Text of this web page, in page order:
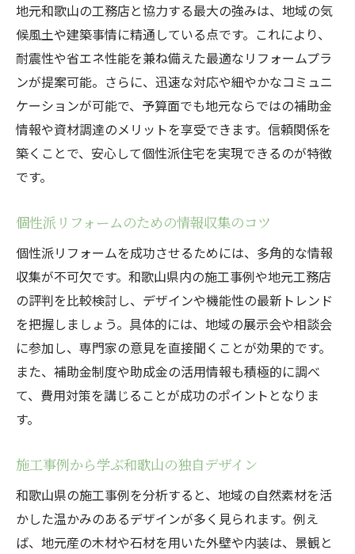
地元和歌山の工務店と協力する最大の強みは、地域の気
候風土や建築事情に精通している点です。これにより、
耐震性や省エネ性能を兼ね備えた最適なリフォームプラ
ンが提案可能。さらに、迅速な対応や細やかなコミュニ
ケーションが可能で、予算面でも地元ならではの補助金
情報や資材調達のメリットを享受できます。信頼関係を
築くことで、安心して個性派住宅を実現できるのが特徴
です。
個性派リフォームのための情報収集のコツ
個性派リフォームを成功させるためには、多角的な情報
収集が不可欠です。和歌山県内の施工事例や地元工務店
の評判を比較検討し、デザインや機能性の最新トレンド
を把握しましょう。具体的には、地域の展示会や相談会
に参加し、専門家の意見を直接聞くことが効果的です。
また、補助金制度や助成金の活用情報も積極的に調べ
て、費用対策を講じることが成功のポイントとなりま
す。
施工事例から学ぶ和歌山の独自デザイン
和歌山県の施工事例を分析すると、地域の自然素材を活
かした温かみのあるデザインが多く見られます。例え
ば、地元産の木材や石材を用いた外壁や内装は、景観と